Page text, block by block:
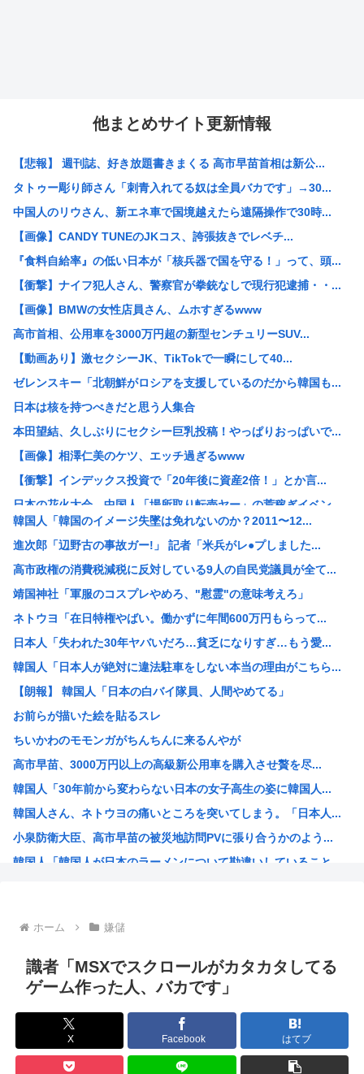
他まとめサイト更新情報
【悲報】 週刊誌、好き放題書きまくる 高市早苗首相は新公...
タトゥー彫り師さん「刺青入れてる奴は全員バカです」→30...
中国人のリウさん、新エネ車で国境越えたら遠隔操作で30時...
【画像】CANDY TUNEのJKコス、誇張抜きでレベチ...
『食料自給率』の低い日本が「核兵器で国を守る！」って、頭...
【衝撃】ナイフ犯人さん、警察官が拳銃なしで現行犯逮捕・・...
【画像】BMWの女性店員さん、ムホすぎるwww
高市首相、公用車を3000万円超の新型センチュリーSUV...
【動画あり】激セクシーJK、TikTokで一瞬にして40...
ゼレンスキー「北朝鮮がロシアを支援しているのだから韓国も...
日本は核を持つべきだと思う人集合
本田望結、久しぶりにセクシー巨乳投稿！やっぱりおっぱいで...
【画像】相澤仁美のケツ、エッチ過ぎるwww
【衝撃】インデックス投資で「20年後に資産2倍！」とか言...
日本の花火大会 中国人「場所取り転売ヤー」の荒稼ぎイベン...
【画像】女さん「貧乳だから男水着で市民プールいったら周り...
【悲報】中国製ルーター、またまたバックドア発見www
【産経新聞主張】 佐渡金山 韓国は反日を持ち込むな
元ジャンポケ斉藤慎二被告のTikTokライブが拡散 求刑...
K-POPアイドルの約半数が3年後には姿を消す…損益分岐...
浜田雅功、超スパルタ高校時代 夏の思い出に共演者衝撃
【絶望画像】7月の電気代逝ったあああああああああ！！！！...
ワイ「最近、嫁の夜間外出が増えてる…怪しい…興信所に調査...
【岡山】シャインマスカット200房（時価40万円相当）畑...
焼肉ライクで2170円食べ放題！今どき2170円の肉食べ...
なんで夏にマスクしてんだァ？
【悲報】京大生さん、ノリが寒すぎる
タトゥー彫り師さん「刺青入れてる奴は全員バカです」→30...
【悲報】米農家「もう無理です…」。過去最大の在庫を抱える...
韓国人「韓国のイメージ失墜は免れないのか？2011〜12...
進次郎「辺野古の事故ガー!」 記者「米兵がレ●プしました...
高市政権の消費税減税に反対している9人の自民党議員が全て...
靖国神社「軍服のコスプレやめろ、"慰霊"の意味考えろ」
ネトウヨ「在日特権やばい。働かずに年間600万円もらって...
日本人「失われた30年ヤバいだろ…貧乏になりすぎ…もう愛...
韓国人「日本人が絶対に違法駐車をしない本当の理由がこちら...
【朗報】 韓国人「日本の白バイ隊員、人間やめてる」
お前らが描いた絵を貼るスレ
ちいかわのモモンガがちんちんに来るんやが
高市早苗、3000万円以上の高級新公用車を購入させ贅を尽...
韓国人「30年前から変わらない日本の女子高生の姿に韓国人...
韓国人さん、ネトウヨの痛いところを突いてしまう。「日本人...
小泉防衛大臣、高市早苗の被災地訪問PVに張り合うかのよう...
韓国人「韓国人が日本のラーメンについて勘違いしていること...
【衝撃】 韓国人「箱根駅伝、走りながら乾杯してた」
ケンモメンの生きがいはなに？安倍晋三以外で
夏場のロリコンおま●こが蒸れ蒸れしててエッチなぷりきゅあ...
ワールドトリガー、対A級戦闘試験開始から約1年経過
名探偵プリキュア！ 反省会
ホーム 嫌儲
識者「MSXでスクロールがカタカタしてる
ゲーム作った人、バカです」
X Facebook はてブ